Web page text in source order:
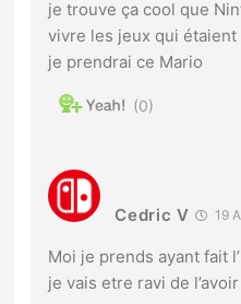
je trouve ça cool que
vivre les jeux qui
je prendrai ce Mario
0
Cedric V 19
Moi je prends ayant fait
je vais etre ravi de